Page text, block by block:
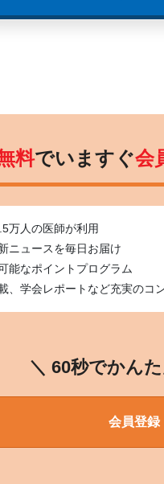
料でいますぐ会
万人の医師が利用
ニュースを毎日お届け
能なポイントプログラム
、学会レポートなど充実のコ
＼ 60秒でかん
会員登録